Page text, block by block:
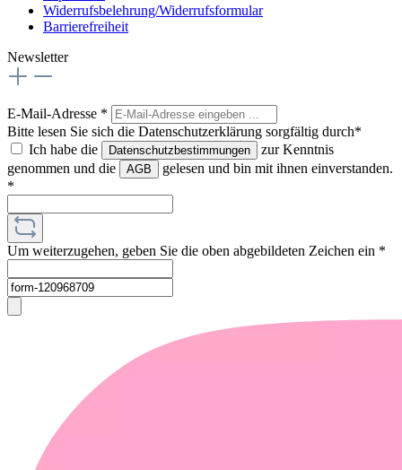
Widerrufsbelehrung/Widerrufsformular
Barrierefreiheit
Newsletter
E-Mail-Adresse *
Bitte lesen Sie sich die Datenschutzerklärung sorgfältig durch*
Ich habe die
Datenschutzbestimmungen
zur Kenntnis
genommen und die
AGB
gelesen und bin mit ihnen einverstanden.
*
Um weiterzugehen, geben Sie die oben abgebildeten Zeichen ein *